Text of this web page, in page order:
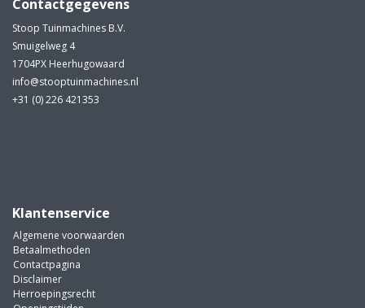
Contactgegevens
Stoop Tuinmachines B.V.
Smuigelweg 4
1704PX Heerhugowaard
info@stooptuinmachines.nl
+31 (0) 226 421353
Klantenservice
Algemene voorwaarden
Betaalmethoden
Contactpagina
Disclaimer
Herroepingsrecht